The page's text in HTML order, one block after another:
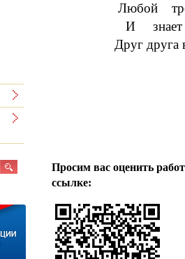
Любой
И знает
Друг
Просим вас оценить
ссылке: